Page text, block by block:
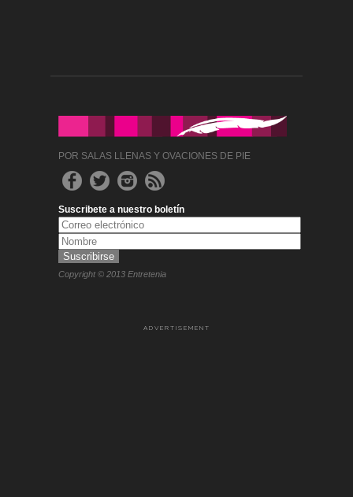
POR SALAS LLENAS Y OVACIONES DE PIE
Suscribete a nuestro boletín
Copyright © 2013 Entretenia
ADVERTISEMENT